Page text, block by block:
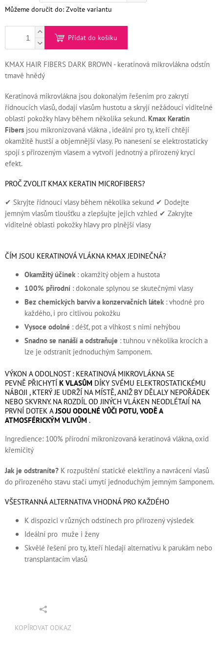
Přihlášení
Můžeme doručit do: Zvolte variantu
Přidat do košíku
KMAX HAIR FIBERS DARK BROWN - keratinová mikrovlákna odstín
tmavě hnědý
Keratinová mikrovlákna jsou dokonalým řešením pro zakrytí
řídnoucích vlasů, dodají vlasům hustotu a skryjí nežádoucí viditelné
oblasti pokožky hlavy během několika sekund. Kmax Keratin
Fibers jsou mikronizovaná vlákna , ideální pro ty, kteří chtějí
okamžitě hustší a objemnější vlasy. Po nanesení se elektrostaticky
spojí s přirozeným vlasem a vytvoří jednotný a přirozený krycí
efekt.
PROČ ZVOLIT KMAX KERATIN MICROFIBERS?
✔ Skryjte řídnoucí vlasy během několika sekund ✔ Dodejte
jemným vlasům tloušťku a zlepšujte jejich vzhled ✔ Zakryjte
viditelné oblasti pokožky hlavy pro plnější vlasy
ČÍM JSOU KERATINOVÁ VLÁKNA KMAX JEDINEČNÁ?
Okamžitý účinek : okamžitý objem a hustota
100% přírodní : dokonale splynou se skutečnými vlasy
Bez chemických barviv a konzervačních látek : vhodné pro
každého, i pro citlivou pokožku
Vysoce odolné : déšť, pot a vlhkost s nimi nehýbou
Snadno se nanáší a odstraňuje : tuhnou v několika krocích a
lze je odstranit jednoduchým šamponem.
VÝKON A ODOLNOST : KERATINOVÁ MIKROVLÁKNA SE
PEVNĚ PŘICHYTÍ K VLASŮM DÍKY SVÉMU ELEKTROSTATICKÉMU
NÁBOJI , KTERÝ JE UDRŽÍ NA MÍSTĚ, ANIŽ BY DĚLALY NEPOŘÁDEK
NEBO SKVRNY. NA ROZDÍL OD JINÝCH VLÁKEN NEODLÉTAJÍ NA
PRVNÍ DOTEK AJSOU ODOLNÉ VŮČI POTU, VODĚ A
ATMOSFÉRICKÝM VLIVŮM .
Ingredience: 100% přírodní mikronizovaná keratinová vlákna, oxid
křemičitý
Jak je odstraníte? K rozpuštění statické elektřiny a navrácení vlasů
do přirozeného stavu stačí umytí jednoduchým jemným šamponem.
VŠESTRANNÁ ALTERNATIVA VHODNÁ PRO KAŽDÉHO
K dispozici v různých odstínech pro přirozený výsledek
Ideální pro muže i ženy
Skvělé řešení pro ty, kteří hledají alternativu k parukám nebo
transplantacím vlasů
KOPÍROVAT ODKAZ